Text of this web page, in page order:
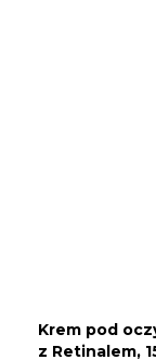
Krem pod
z Retinalem,